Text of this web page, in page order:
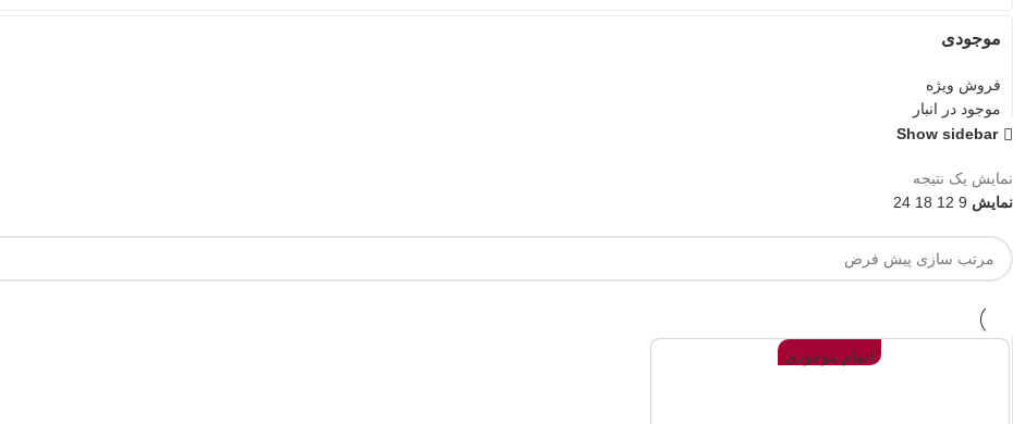
موجودی
فروش ویژه
موجود در انبار
Show sidebar
نمایش یک نتیجه
نمایش 9
12
18
24
اتمام موجودی